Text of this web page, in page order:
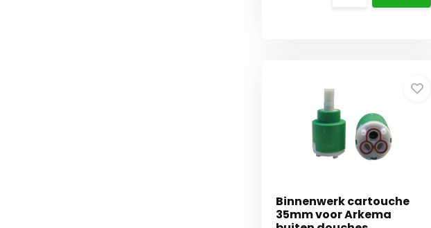
Binnenwerk cartouche
35mm voor Arkema